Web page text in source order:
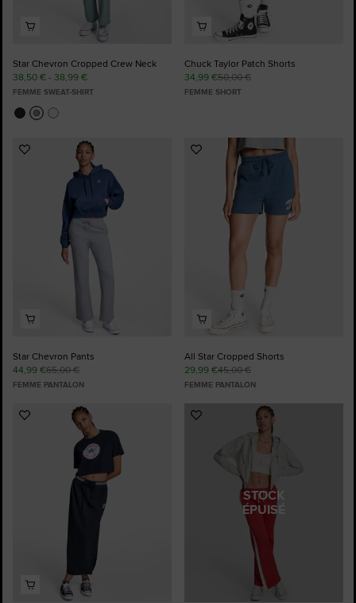
Star Chevron Cropped Crew Neck
38,50 € - 38,99 €
FEMME SWEAT-SHIRT
Chuck Taylor Patch Shorts
34,99 €50,00 €
FEMME SHORT
Ajouter
Star Chevron Pants
44,99 €65,00 €
FEMME PANTALON
Ajouter
favoris
All Star Cropped Shorts
29,99 €45,00 €
FEMME PANTALON
Ajouter
STOCK
ÉPUISÉ
Ajouter
favoris